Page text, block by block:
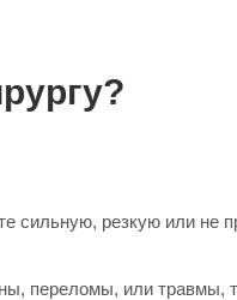
резкую или не
переломы, или травмы,